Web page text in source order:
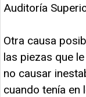
Auditoría
Otra causa
las piezas que
no causar
cuando tenía en